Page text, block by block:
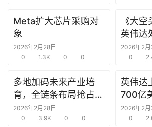
窗
商
Meta扩大芯片采购对
象
2026年2月28日
0
1.3K 0 0
《大空
英伟达
沫时期
险境地”
2026年2月
0
多地加码未来产业培
育，全链条布局抢占新
赛道先机
2026年2月28日
0
3.9K 0 0
英伟达
700亿
作方，
需求
2026年2月
0